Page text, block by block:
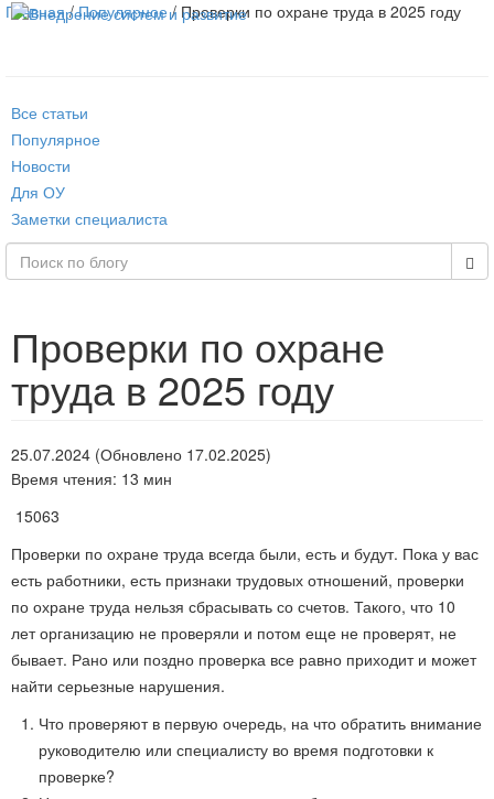
Главная/Популярное/ Проверки по охране труда в 2025 году
Все статьи
Популярное
Новости
Для ОУ
Заметки специалиста
Проверки по охране
труда в 2025 году
25.07.2024 (Обновлено 17.02.2025)
Время чтения: 13 мин
15063
Проверки по охране труда всегда были, есть и будут. Пока у вас
есть работники, есть признаки трудовых отношений, проверки
по охране труда нельзя сбрасывать со счетов. Такого, что 10
лет организацию не проверяли и потом еще не проверят, не
бывает. Рано или поздно проверка все равно приходит и может
найти серьезные нарушения.
Что проверяют в первую очередь, на что обратить внимание
руководителю или специалисту во время подготовки к
проверке?